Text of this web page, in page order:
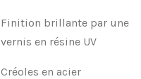
Finition brillante par une
vernis en résine UV
Créoles en acier